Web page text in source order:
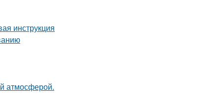
инструкция
атмосферой.